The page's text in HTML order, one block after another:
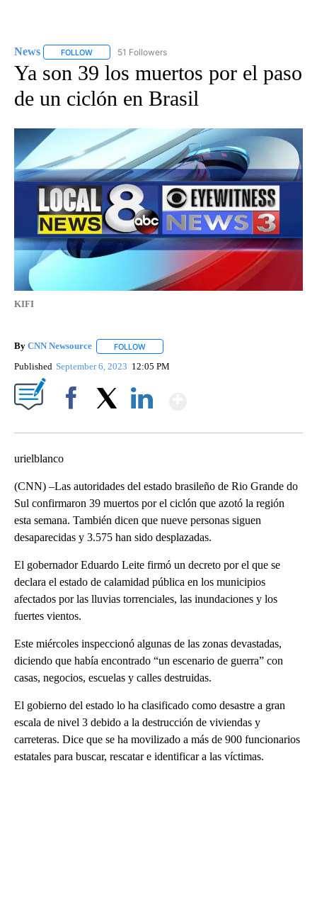
News FOLLOW FOLLOW "NEWS" TO RECEIVE NOTIFICATIONS ABOUT
51 Followers
Ya son 39 los muertos por el paso
de un ciclón en Brasil
KIFI
By CNN Newsource FOLLOW
Published September 6, 2023 12:05 PM
urielblanco
(CNN) –Las autoridades del estado brasileño de Rio Grande do
Sul confirmaron 39 muertos por el ciclón que azotó la región
esta semana. También dicen que nueve personas siguen
desaparecidas y 3.575 han sido desplazadas.
El gobernador Eduardo Leite firmó un decreto por el que se
declara el estado de calamidad pública en los municipios
afectados por las lluvias torrenciales, las inundaciones y los
fuertes vientos.
Este miércoles inspeccionó algunas de las zonas devastadas,
diciendo que había encontrado “un escenario de guerra” con
casas, negocios, escuelas y calles destruidas.
El gobierno del estado lo ha clasificado como desastre a gran
escala de nivel 3 debido a la destrucción de viviendas y
carreteras. Dice que se ha movilizado a más de 900 funcionarios
estatales para buscar, rescatar e identificar a las víctimas.